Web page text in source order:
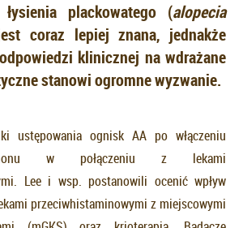
łysienia plackowatego (alopecia
coraz lepiej znana, jednakże
klinicznej na wdrażane
stanowi ogromne wyzwanie.
ustępowania ognisk AA po włączeniu
w połączeniu z lekami
Lee i wsp. postanowili ocenić wpływ
przeciwhistaminowymi z miejscowymi